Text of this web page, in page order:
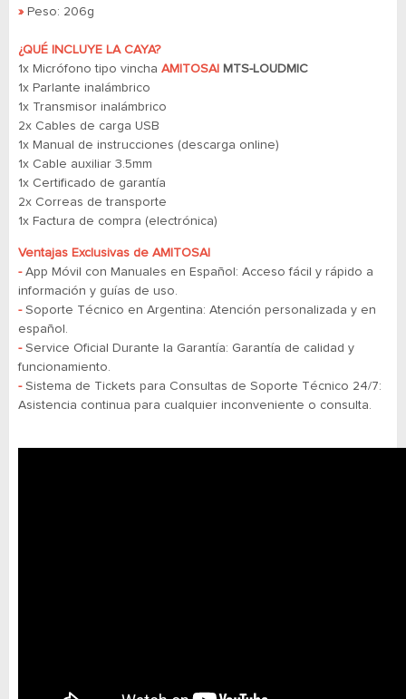
»Peso: 206g
¿QUÉ INCLUYE LA CAYA?
1x Micrófono tipo vincha AMITOSAI MTS-LOUDMIC
1x Parlante inalámbrico
1x Transmisor inalámbrico
2x Cables de carga USB
1x Manual de instrucciones (descarga online)
1x Cable auxiliar 3.5mm
1x Certificado de garantía
2x Correas de transporte
1x Factura de compra (electrónica)
Ventajas Exclusivas de AMITOSAI
- App Móvil con Manuales en Español: Acceso fácil y rápido a
información y guías de uso.
- Soporte Técnico en Argentina: Atención personalizada y en
español.
- Service Oficial Durante la Garantía: Garantía de calidad y
funcionamiento.
- ​​​​​​​Sistema de Tickets para Consultas de Soporte Técnico 24/7:
Asistencia continua para cualquier inconveniente o consulta.